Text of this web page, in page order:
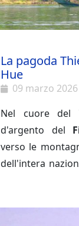
La pagoda
Hue
09 marzo 2026
Nel cuore del
d'argento del
verso le
dell'intera
questo